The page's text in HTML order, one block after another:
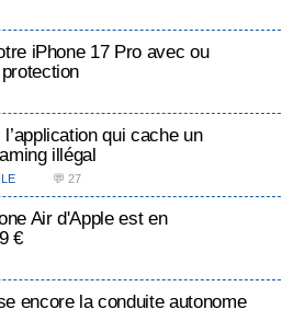
iPhone 17 Pro avec ou
qui cache un
illégal
💬 27
Air d'Apple est en
€
encore la conduite autonome